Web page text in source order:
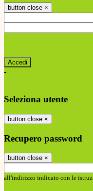
button close ×
-
Seleziona utente
button close ×
Recupero password
button close ×
all'indirizzo indicato con le